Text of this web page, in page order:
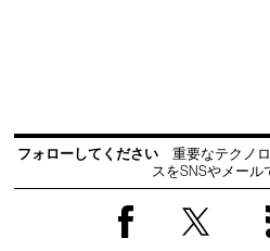
フォローしてください
重要なテクノ
スをSNSやメール